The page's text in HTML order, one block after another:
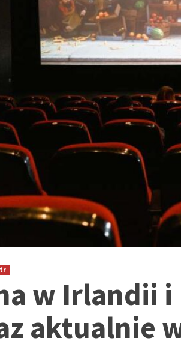
w Irlandii i
aktualnie